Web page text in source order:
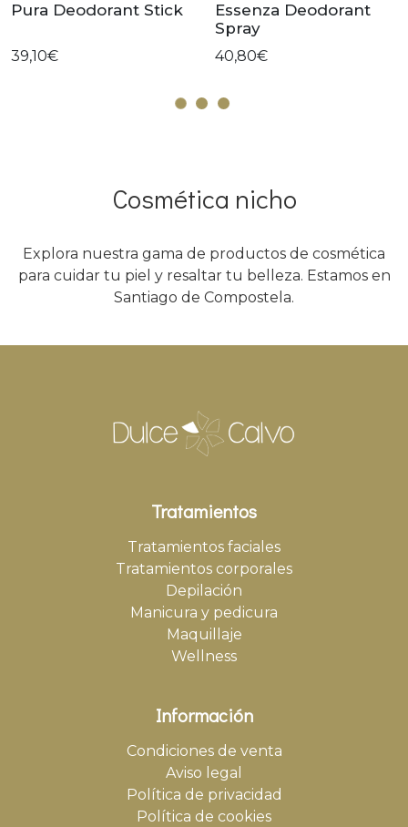
Pura Deodorant Stick
39,10€
Essenza Deodorant
Spray
40,80€
Cosmética nicho
Explora nuestra gama de productos de cosmética
para cuidar tu piel y resaltar tu belleza. Estamos en
Santiago de Compostela.
Tratamientos
Tratamientos faciales
Tratamientos corporales
Depilación
Manicura y pedicura
Maquillaje
Wellness
Información
Condiciones de venta
Aviso legal
Política de privacidad
Política de cookies